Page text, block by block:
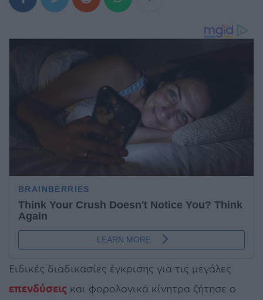
Ειδικές διαδικασίες έγκρισης για τις μεγάλες
επενδύσεις και φορολογικά κίνητρα ζήτησε ο